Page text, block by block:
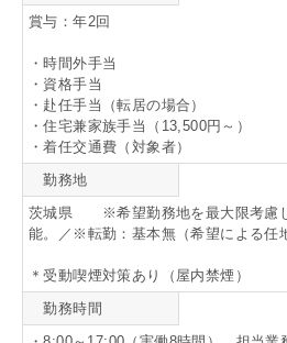
賞与：年2回
・時間外手当
・資格手当
・赴任手当（転居の場合）
・住宅兼家族手当（13,500円～）
・着任交通費（対象者）
勤務地
茨城県 ※希望勤務地を最大限考慮
能。／※転勤：基本無（希望による任
＊受動喫煙対策あり（屋内禁煙）
勤務時間